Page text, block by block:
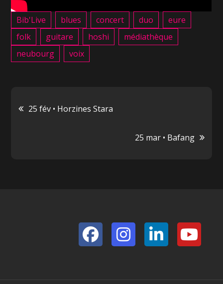
Bib'Live blues concert duo
eure
folk
guitare hoshi
médiathèque
neubourg
voix
Navigation
25 fév • Horzines Stara
25 mar • Bafang